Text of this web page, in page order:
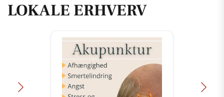
LOKALE ERHVERV